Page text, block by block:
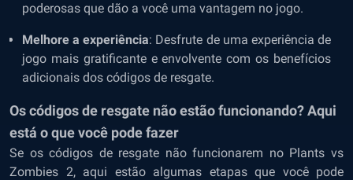
poderosas que dão a você uma vantagem no jogo.
Melhore a experiência: Desfrute de uma experiência de
jogo mais gratificante e envolvente com os benefícios
adicionais dos códigos de resgate.
Os códigos de resgate não estão funcionando? Aqui
está o que você pode fazer
Se os códigos de resgate não funcionarem no Plants vs
Zombies 2, aqui estão algumas etapas que você pode